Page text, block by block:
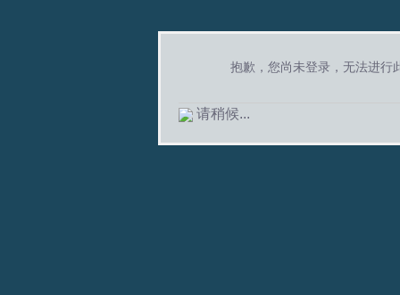
抱歉，您尚未登录，无法进行
请稍候...